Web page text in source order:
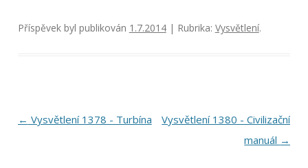
Příspěvek byl publikován 1.7.2014| Rubrika: Vysvětlení.
Navigace
← Vysvětlení 1378 - Turbína
Vysvětlení 1380 - Civilizační
manuál →